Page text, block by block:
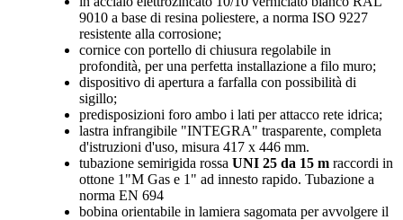
9010 a base di resina poliestere, a norma ISO 9227
resistente alla corrosione;
cornice con portello di chiusura regolabile in
profondità, per una perfetta installazione a filo muro;
dispositivo di apertura a farfalla con possibilità di
sigillo;
predisposizioni foro ambo i lati per attacco rete idrica;
lastra infrangibile "INTEGRA" trasparente, completa
d'istruzioni d'uso, misura 417 x 446 mm.
tubazione semirigida rossa UNI 25 da 15 m raccordi in
ottone 1"M Gas e 1" ad innesto rapido. Tubazione a
norma EN 694
bobina orientabile in lamiera sagomata per avvolgere il